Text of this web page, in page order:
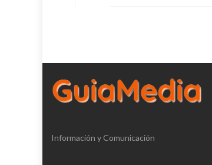
Información y Comunicación